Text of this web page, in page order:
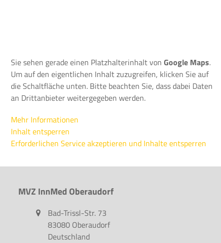
Sie sehen gerade einen Platzhalterinhalt vonGoogle Maps.
Um auf den eigentlichen Inhalt zuzugreifen, klicken Sie auf
die Schaltfläche unten. Bitte beachten Sie, dass dabei Daten
an Drittanbieter weitergegeben werden.
Mehr Informationen
Inhalt entsperren
Erforderlichen Service akzeptieren und Inhalte entsperren
MVZ InnMed Oberaudorf
Bad-Trissl-Str. 73
83080 Oberaudorf
Deutschland